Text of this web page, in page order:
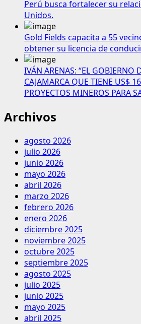
Perú busca fortalecer su
Unidos.
Gold Fields capacita a 55
obtener su licencia de
IVÁN ARENAS: “EL GOBIERNO
CAJAMARCA QUE TIENE US$
PROYECTOS MINEROS PARA
Archivos
agosto 2026
julio 2026
junio 2026
mayo 2026
abril 2026
marzo 2026
febrero 2026
enero 2026
diciembre 2025
noviembre 2025
octubre 2025
septiembre 2025
agosto 2025
julio 2025
junio 2025
mayo 2025
abril 2025